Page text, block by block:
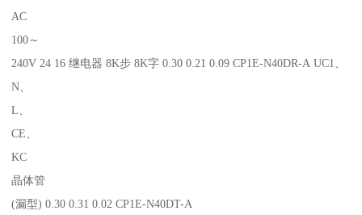
AC
100～
240V 24 16 继电器 8K步 8K字 0.30 0.21 0.09 CP1E-N40DR-A UC1、
N、
L、
CE、
KC
晶体管
(漏型) 0.30 0.31 0.02 CP1E-N40DT-A